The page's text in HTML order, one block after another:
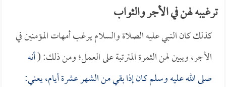
ترغيبه لهن في الأجر والثواب
كذلك كان النبي عليه الصلاة والسلام يرغب أمهات المؤمنين في
الأجر، ويبين لهن الثمرة المترتبة على العمل؛ ومن ذلك: (أنه
صلى الله عليه وسلم كان إذا بقي من الشهر عشرة أيام، يعني: